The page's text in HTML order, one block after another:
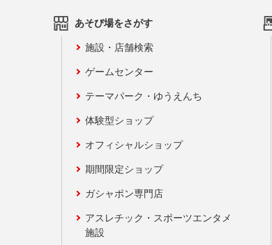
あそび場をさがす
施設・店舗検索
ゲームセンター
テーマパーク・ゆうえんち
体験型ショップ
オフィシャルショップ
期間限定ショップ
ガシャポン専門店
アスレチック・スポーツエンタメ
施設